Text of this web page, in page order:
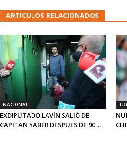
ARTICULOS RELACIONADOS
NACIONAL
EXDIPUTADO LAVÍN SALIÓ DE
CAPITÁN YÁBER DESPUÉS DE 90 ...